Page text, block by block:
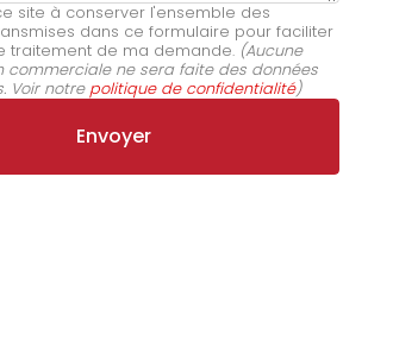
site à conserver l'ensemble des
dans ce formulaire pour faciliter
traitement de ma demande. (Aucune
commerciale ne sera faite des données
Voir notre politique de confidentialité)